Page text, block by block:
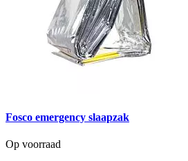
Fosco emergency slaapzak
Op voorraad